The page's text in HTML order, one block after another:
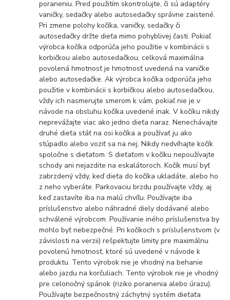
poraneniu. Pred použitím skontrolujte, či sú adaptéry
vaničky, sedačky alebo autosedačky správne zaistené.
Pri zmene polohy kočíka, vaničky, sedačky či
autosedačky držte dieťa mimo pohyblivej časti. Pokiaľ
výrobca kočíka odporúča jeho použitie v kombinácii s
korbičkou alebo autosedačkou, celková maximálna
povolená hmotnosť je hmotnosť uvedená na vaničke
alebo autosedačke. Ak výrobca kočíka odporúča jeho
použitie v kombinácii s korbičkou alebo autosedačkou,
vždy ich nasmerujte smerom k vám, pokiaľ nie je v
návode na obsluhu kočíka uvedené inak. V kočíku nikdy
neprevážajte viac ako jedno dieťa naraz. Nenechávajte
druhé dieťa stáť na osi kočíka a používať ju ako
stúpadlo alebo voziť sa na nej. Nikdy nedvíhajte kočík
spoločne s dieťaťom. S dieťaťom v kočíku nepoužívajte
schody ani nejazdite na eskalátoroch. Kočík musí byť
zabrzdený vždy, keď dieťa do kočíka ukladáte, alebo ho
z neho vyberáte. Parkovaciu brzdu používajte vždy, aj
keď zastavíte iba na malú chvíľu. Používajte iba
príslušenstvo alebo náhradné diely dodávané alebo
schválené výrobcom. Používanie iného príslušenstva by
mohlo byť nebezpečné. Pri kočíkoch s príslušenstvom (v
závislosti na verzii) rešpektujte limity pre maximálnu
povolenú hmotnosť, ktoré sú uvedené v návode k
produktu. Tento výrobok nie je vhodný na behanie
alebo jazdu na korčuliach. Tento výrobok nie je vhodný
pre celonočný spánok (riziko poranenia alebo úrazu).
Používajte bezpečnostný záchytný systém dieťaťa